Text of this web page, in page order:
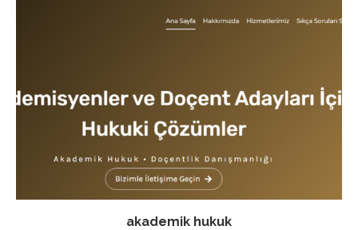
akademik hukuk